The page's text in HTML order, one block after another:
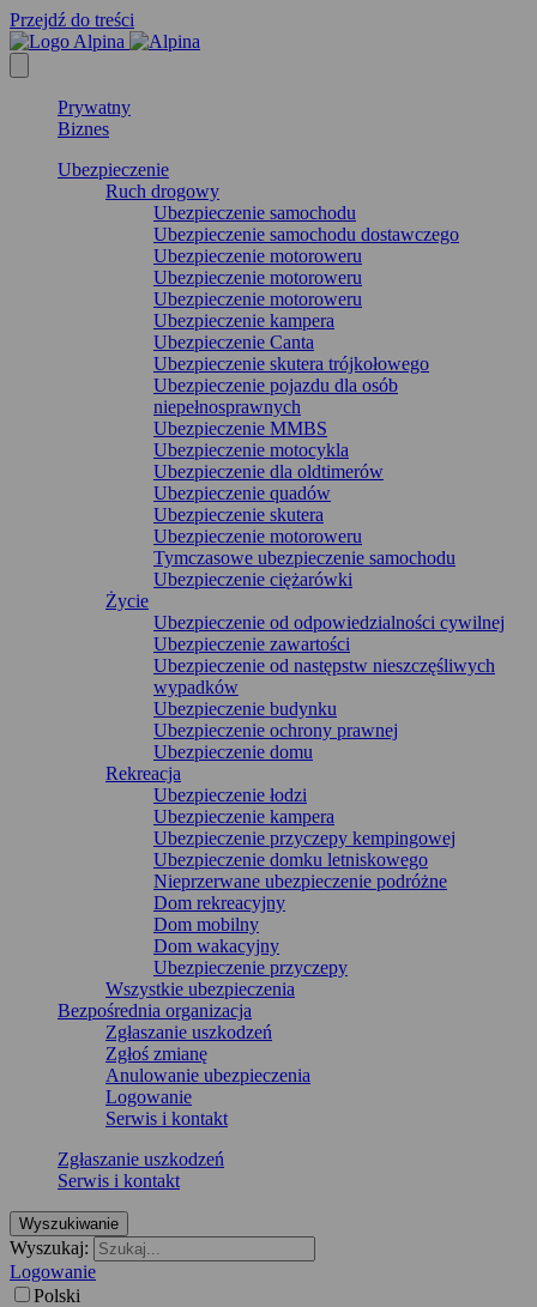
Przejdź do treści
Prywatny
Biznes
Ubezpieczenie
Ruch drogowy
Ubezpieczenie samochodu
Ubezpieczenie samochodu dostawczego
Ubezpieczenie motoroweru
Ubezpieczenie motoroweru
Ubezpieczenie motoroweru
Ubezpieczenie kampera
Ubezpieczenie Canta
Ubezpieczenie skutera trójkołowego
Ubezpieczenie pojazdu dla osób
niepełnosprawnych
Ubezpieczenie MMBS
Ubezpieczenie motocykla
Ubezpieczenie dla oldtimerów
Ubezpieczenie quadów
Ubezpieczenie skutera
Ubezpieczenie motoroweru
Tymczasowe ubezpieczenie samochodu
Ubezpieczenie ciężarówki
Życie
Ubezpieczenie od odpowiedzialności cywilnej
Ubezpieczenie zawartości
Ubezpieczenie od następstw nieszczęśliwych
wypadków
Ubezpieczenie budynku
Ubezpieczenie ochrony prawnej
Ubezpieczenie domu
Rekreacja
Ubezpieczenie łodzi
Ubezpieczenie kampera
Ubezpieczenie przyczepy kempingowej
Ubezpieczenie domku letniskowego
Nieprzerwane ubezpieczenie podróżne
Dom rekreacyjny
Dom mobilny
Dom wakacyjny
Ubezpieczenie przyczepy
Wszystkie ubezpieczenia
Bezpośrednia organizacja
Zgłaszanie uszkodzeń
Zgłoś zmianę
Anulowanie ubezpieczenia
Logowanie
Serwis i kontakt
Zgłaszanie uszkodzeń
Serwis i kontakt
Wyszukiwanie
Wyszukaj:
Logowanie
Polski